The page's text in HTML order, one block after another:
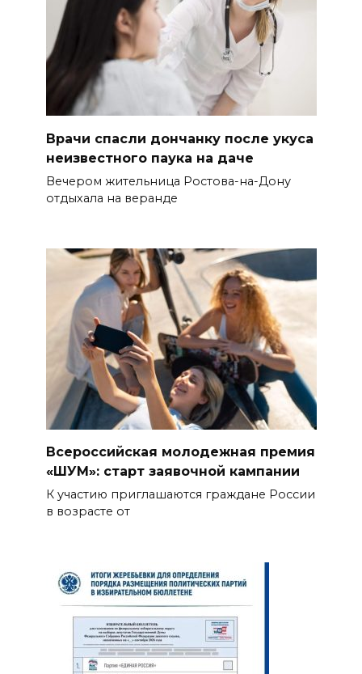
Врачи спасли дончанку после укуса
неизвестного паука на даче
Вечером жительница Ростова-на-Дону
отдыхала на веранде
Всероссийская молодежная премия
«ШУМ»: старт заявочной кампании
К участию приглашаются граждане России
в возрасте от